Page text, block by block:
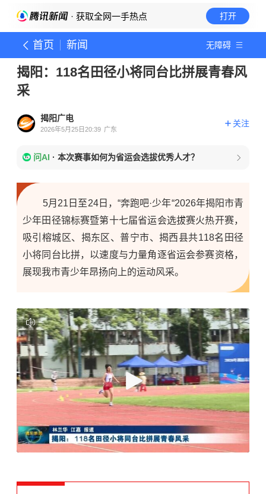
· 获取全网一手热点 打开
首页 新闻 无障碍
揭阳：118名田径小将同台比拼展青春风
采
揭阳广电
2026年5月25日20:39 广东
关注
问AI · 本次赛事如何为省运会选拔优秀人才？
5月21日至24日，“奔跑吧·少年“2026年揭阳市青
少年田径锦标赛暨第十七届省运会选拔赛火热开赛，
吸引榕城区、揭东区、普宁市、揭西县共118名田径
小将同台比拼，以速度与力量角逐省运会参赛资格，
展现我市青少年昂扬向上的运动风采。